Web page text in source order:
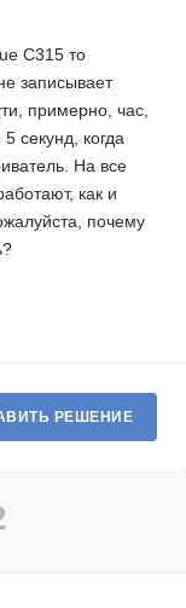
C315 то
записывает
примерно, час,
секунд, когда
На все
как и
почему
РЕШЕНИЕ